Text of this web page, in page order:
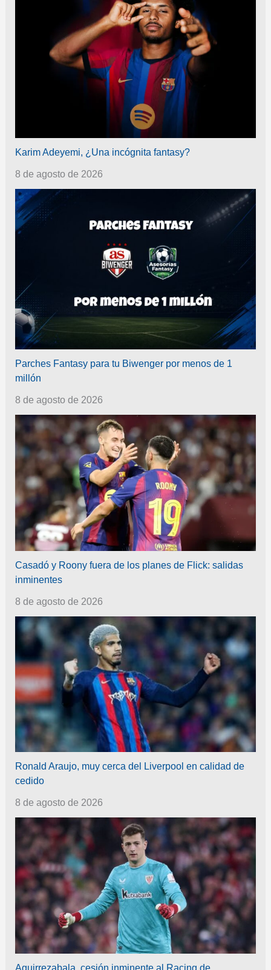
Karim Adeyemi, ¿Una incógnita fantasy?
8 de agosto de 2026
Parches Fantasy para tu Biwenger por menos de 1
millón
8 de agosto de 2026
Casadó y Roony fuera de los planes de Flick: salidas
inminentes
8 de agosto de 2026
Ronald Araujo, muy cerca del Liverpool en calidad de
cedido
8 de agosto de 2026
Aguirrezabala, cesión inminente al Racing de